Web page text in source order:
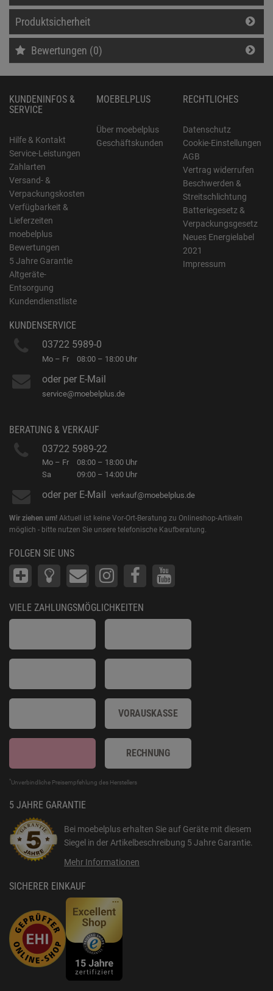
Produktsicherheit
Bewertungen (0)
KUNDENINFOS &
SERVICE
Hilfe & Kontakt
Service-Leistungen
Zahlarten
Versand- &
Verpackungskosten
Verfügbarkeit &
Lieferzeiten
moebelplus
Bewertungen
5 Jahre Garantie
Altgeräte-
Entsorgung
Kundendienstliste
MOEBELPLUS
Über moebelplus
Geschäftskunden
RECHTLICHES
Datenschutz
Cookie-Einstellungen
AGB
Vertrag widerrufen
Beschwerden &
Streitschlichtung
Batteriegesetz &
Verpackungsgesetz
Neues Energielabel
2021
Impressum
KUNDENSERVICE
03722 5989-0
Mo – Fr 08:00 – 18:00 Uhr
oder per E-Mail
service@moebelplus.de
BERATUNG & VERKAUF
03722 5989-22
Mo – Fr
Sa
08:00 – 18:00 Uhr
09:00 – 14:00 Uhr
oder per E-Mail verkauf@moebelplus.de
Wir ziehen um! Aktuell ist keine Vor-Ort-Beratung zu Onlineshop-Artikeln
möglich - bitte nutzen Sie unsere telefonische Kaufberatung.
FOLGEN SIE UNS
VIELE ZAHLUNGSMÖGLICHKEITEN
VORAUSKASSE
RECHNUNG
*Unverbindliche Preisempfehlung des Herstellers
5 JAHRE GARANTIE
Bei moebelplus erhalten Sie auf Geräte mit diesem
Siegel in der Artikelbeschreibung 5 Jahre Garantie.
Mehr Informationen
SICHERER EINKAUF